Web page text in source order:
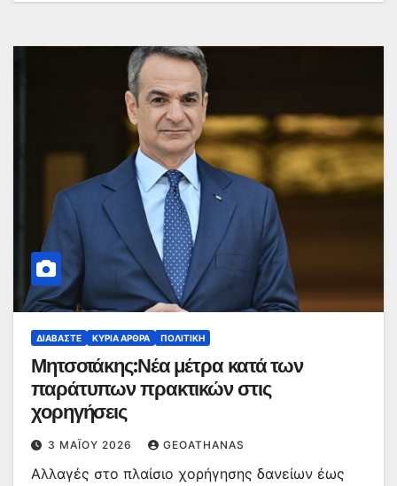
ΔΙΑΒΆΣΤΕ ΚΥΡΙΑ ΑΡΘΡΑ ΠΟΛΙΤΙΚΉ
Μητσοτάκης:Νέα μέτρα κατά των
παράτυπων πρακτικών στις
χορηγήσεις
3 ΜΑΪ́ΟΥ 2026 GEOATHANAS
Αλλαγές στο πλαίσιο χορήγησης δανείων έως